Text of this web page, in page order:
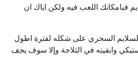
فبامكانك اللعب فيه ولكن اياك ان
السحري على شكله لفترة اطول
وابقيته في الثلاجة وإلا سوف يجف